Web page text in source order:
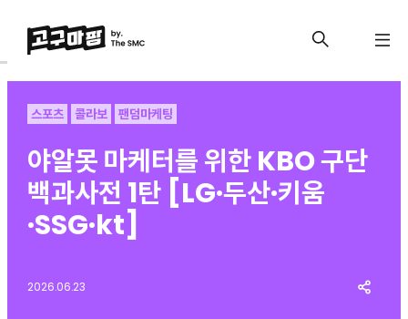
스포츠 콜라보 팬덤마케팅
야알못 마케터를 위한 KBO 구단
백과사전 1탄 [LG·두산·키움
·SSG·kt]
2026.06.23